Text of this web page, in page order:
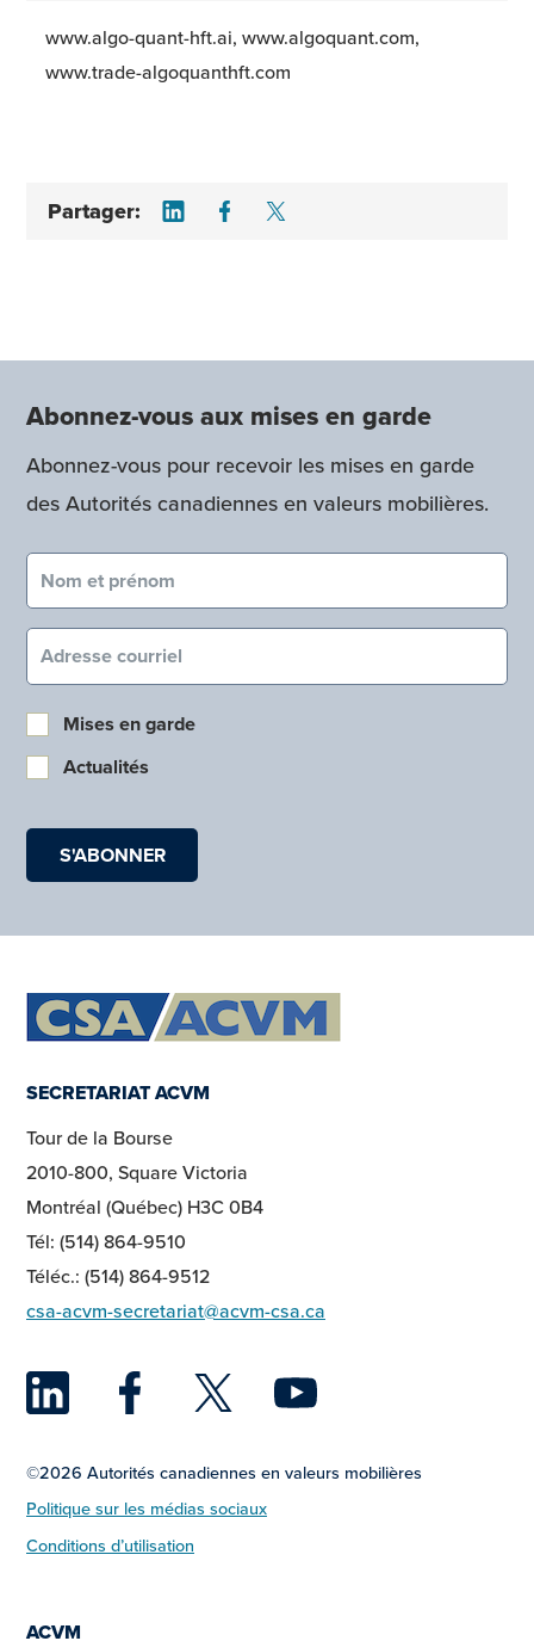
www.algo-quant-hft.ai, www.algoquant.com,
www.trade-algoquanthft.com
Partager: Share on LinkedIn
Share on Facebook
Abonnez-vous aux mises en garde
Abonnez-vous pour recevoir les mises en garde
des Autorités canadiennes en valeurs mobilières.
Nom et prénom (obligatoire)
Courriel (obligatoire)
Mises en garde
Actualités
SECRETARIAT ACVM
Tour de la Bourse
2010-800, Square Victoria
Montréal (Québec) H3C 0B4
Tél: (514) 864-9510
Téléc.: (514) 864-9512
csa-acvm-secretariat@acvm-csa.ca
LinkedIn
Facebook
Twitter
©2026 Autorités canadiennes en valeurs mobilières
Politique sur les médias sociaux
Conditions d’utilisation
ACVM